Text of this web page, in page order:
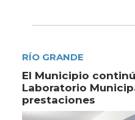
RÍO GRANDE
El Municipio
Laboratorio
prestaciones